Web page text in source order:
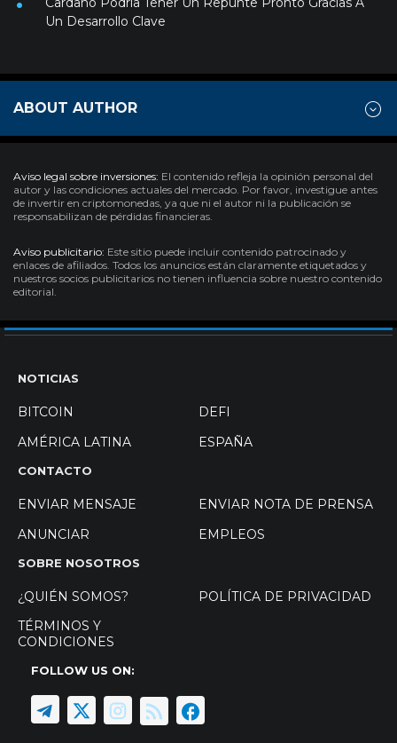
Un Desarrollo Clave
ABOUT AUTHOR
Aviso legal sobre inversiones: El contenido refleja la opinión personal del
autor y las condiciones actuales del mercado. Por favor, investigue antes
de invertir en criptomonedas, ya que ni el autor ni la publicación se
responsabilizan de pérdidas financieras.
Aviso publicitario: Este sitio puede incluir contenido patrocinado y
enlaces de afiliados. Todos los anuncios están claramente etiquetados y
nuestros socios publicitarios no tienen influencia sobre nuestro contenido
editorial.
NOTICIAS
BITCOIN
DEFI
AMÉRICA LATINA
ESPAÑA
CONTACTO
ENVIAR MENSAJE
ENVIAR NOTA DE PRENSA
ANUNCIAR
EMPLEOS
SOBRE NOSOTROS
¿QUIÉN SOMOS?
POLÍTICA DE PRIVACIDAD
TÉRMINOS Y
CONDICIONES
FOLLOW US ON: